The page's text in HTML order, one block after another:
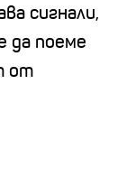
сигнали,
да поеме
от